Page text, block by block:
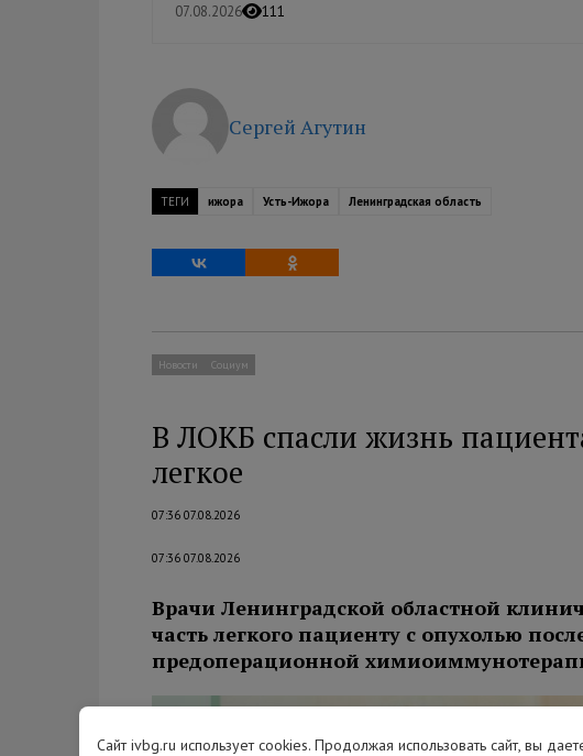
07.08.2026 111
Сергей Агутин
ТЕГИ ижора Усть-Ижора Ленинградская область
Новости Социум
В ЛОКБ спасли жизнь
легкое
07:36 07.08.2026
07:36 07.08.2026
Врачи Ленинградской областной
часть легкого пациенту с опухолью
предоперационной
Сайт ivbg.ru использует cookies. Продолжая использовать сайт, вы